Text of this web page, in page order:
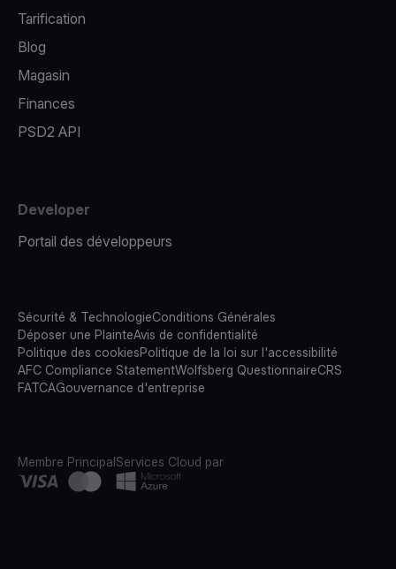
Tarification
Blog
Magasin
Finances
PSD2 API
Developer
Portail des développeurs
Sécurité & TechnologieConditions Générales
Déposer une PlainteAvis de confidentialité
Politique des cookiesPolitique de la loi sur l'accessibilité
AFC Compliance StatementWolfsberg QuestionnaireCRS
FATCAGouvernance d'entreprise
Membre PrincipalServices Cloud par